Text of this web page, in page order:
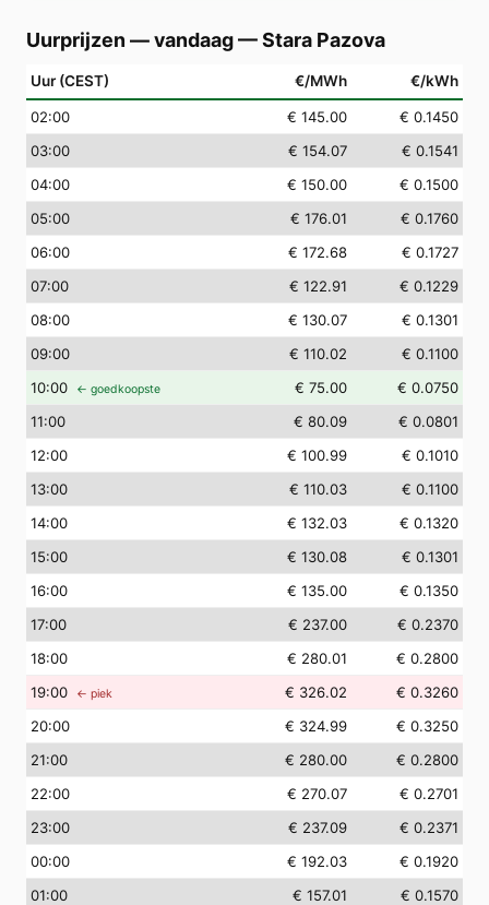
Uurprijzen — vandaag—Stara Pazova
Uur (CEST) €/MWh €/kWh
02:00 € 145.00
€ 0.1450
03:00 € 154.07
€ 0.1541
04:00 € 150.00
€ 0.1500
05:00 € 176.01
€ 0.1760
06:00 € 172.68
€ 0.1727
07:00 € 122.91
€ 0.1229
08:00 € 130.07
€ 0.1301
09:00 € 110.02
€ 0.1100
10:00 ← goedkoopste € 75.00
€ 0.0750
11:00 € 80.09
€ 0.0801
12:00 € 100.99
€ 0.1010
13:00 € 110.03
€ 0.1100
14:00 € 132.03
€ 0.1320
15:00 € 130.08
€ 0.1301
16:00 € 135.00
€ 0.1350
17:00 € 237.00
€ 0.2370
18:00 € 280.01
€ 0.2800
19:00 ← piek € 326.02
€ 0.3260
20:00 € 324.99
€ 0.3250
21:00 € 280.00
€ 0.2800
22:00 € 270.07
€ 0.2701
23:00 € 237.09
€ 0.2371
00:00 € 192.03
€ 0.1920
01:00 € 157.01 € 0.1570